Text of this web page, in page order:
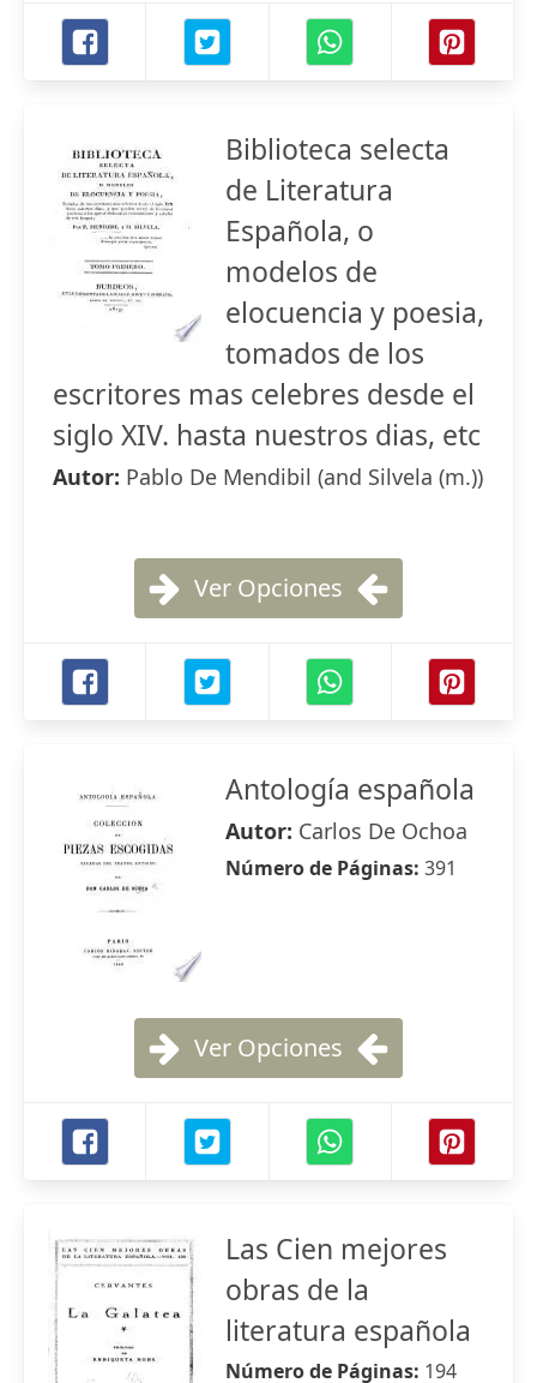
Biblioteca selecta
de Literatura
Española, o
modelos de
elocuencia y poesia,
tomados de los
escritores mas celebres desde el
siglo XIV. hasta nuestros dias, etc
Autor: Pablo De Mendibil (and Silvela (m.))
Ver Opciones
Antología española
Autor: Carlos De Ochoa
Número de Páginas: 391
Ver Opciones
Las Cien mejores
obras de la
literatura española
Número de Páginas: 194